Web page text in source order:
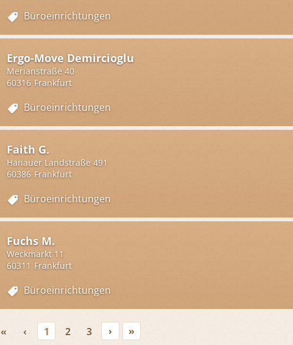
Büroeinrichtungen
Ergo-Move Demircioglu
Merianstraße 40
60316 Frankfurt
Büroeinrichtungen
Faith G.
Hanauer Landstraße 491
60386 Frankfurt
Büroeinrichtungen
Fuchs M.
Weckmarkt 11
60311 Frankfurt
Büroeinrichtungen
« ‹ 1 2 3 › »